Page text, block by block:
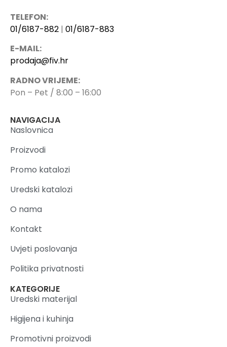
TELEFON:
01/6187-882 | 01/6187-883
E-MAIL:
prodaja@fiv.hr
RADNO VRIJEME:
Pon – Pet / 8:00 – 16:00
NAVIGACIJA
Naslovnica
Proizvodi
Promo katalozi
Uredski katalozi
O nama
Kontakt
Uvjeti poslovanja
Politika privatnosti
KATEGORIJE
Uredski materijal
Higijena i kuhinja
Promotivni proizvodi